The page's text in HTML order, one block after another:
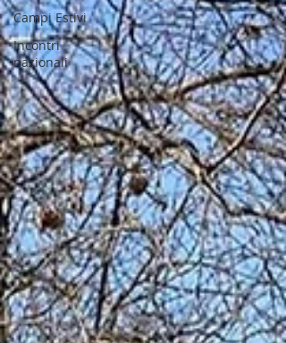
Campi Estivi
Incontri
nazionali